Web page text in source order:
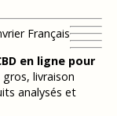
Français
en ligne pour
livraison
analysés et